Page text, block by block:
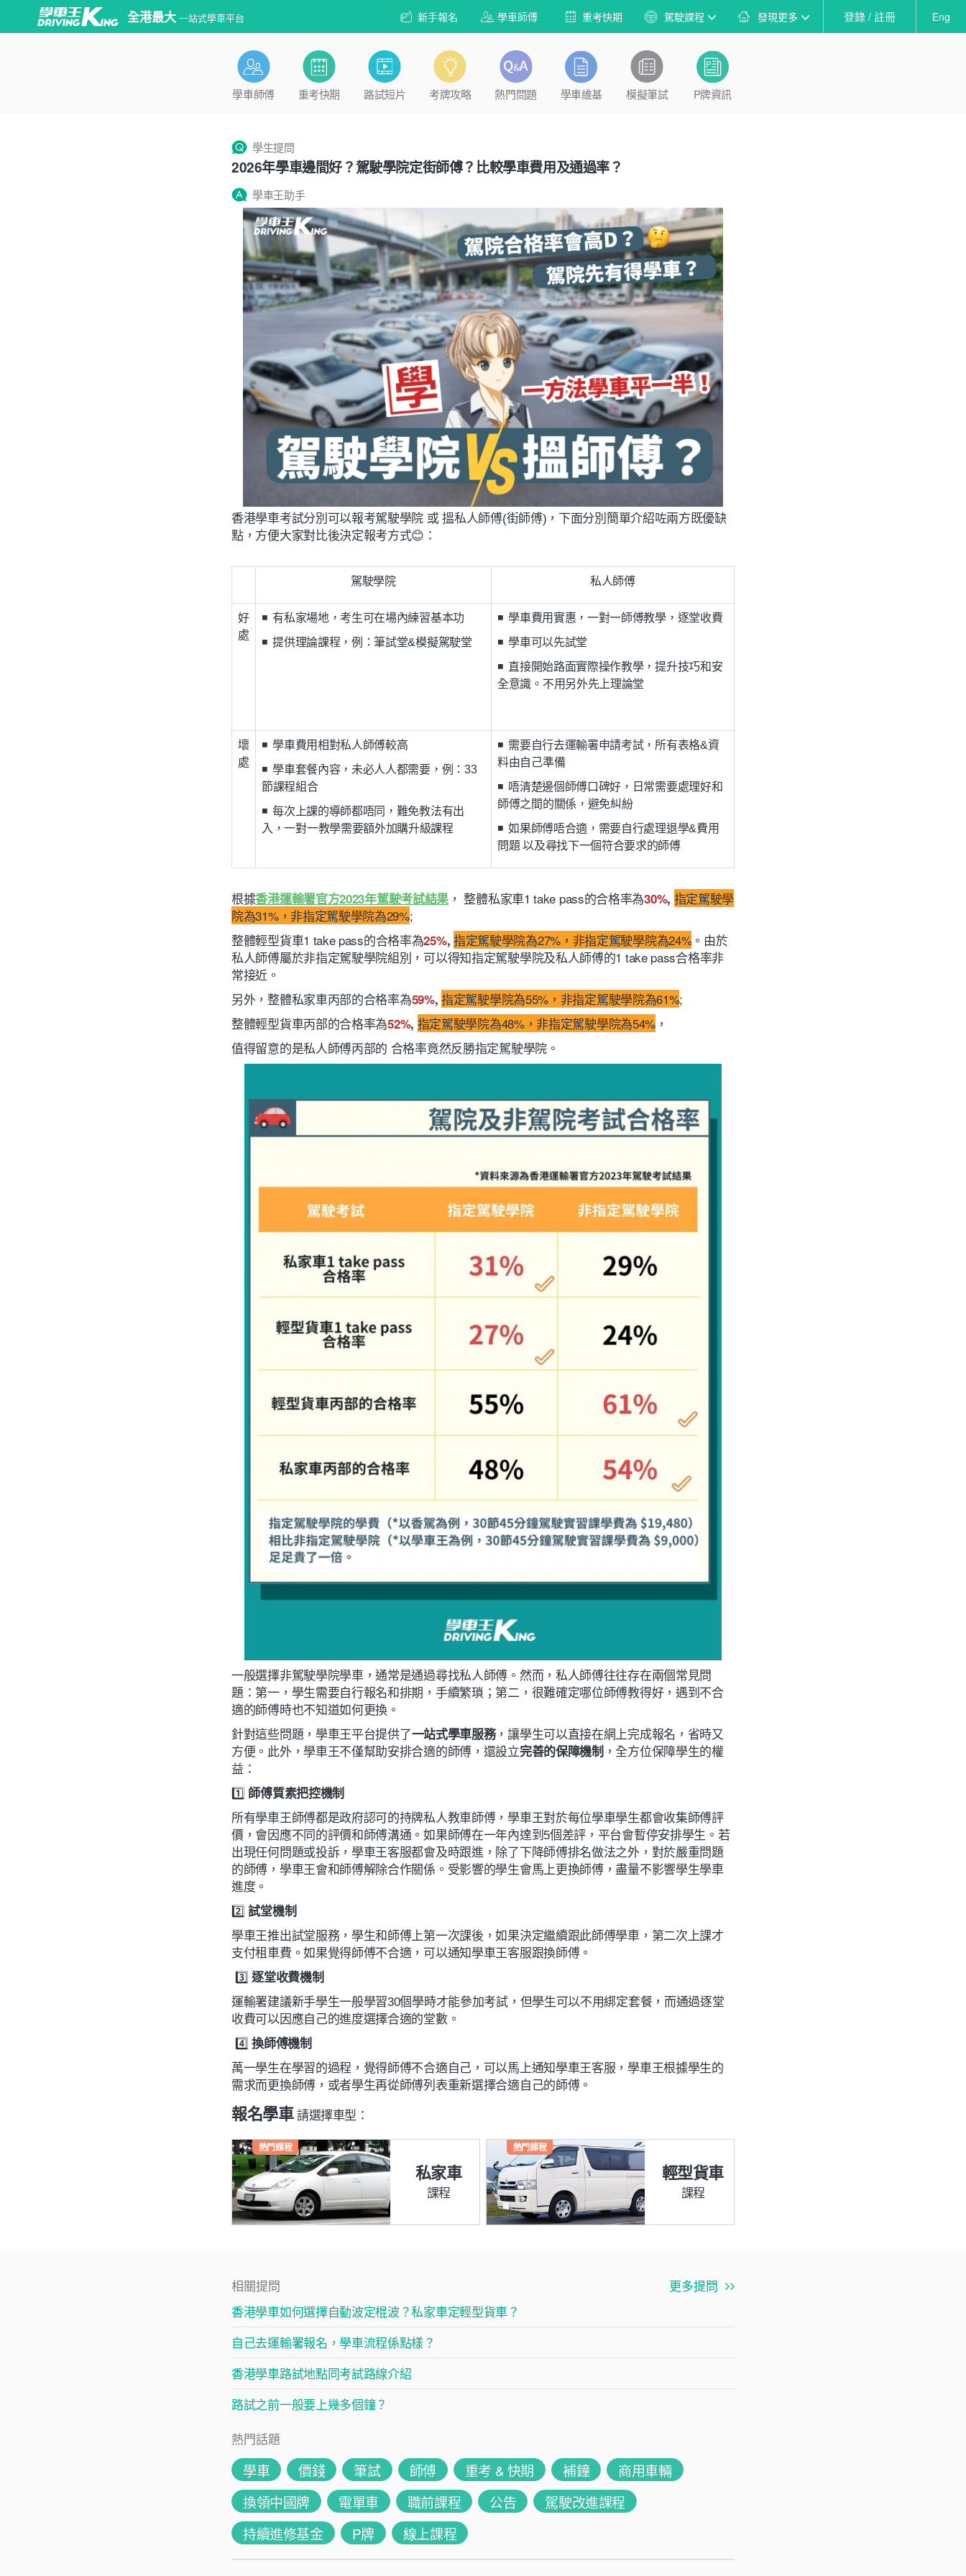
全港最大 一站式學車平台 Eng
登錄 / 註冊
發現更多
駕駛課程
重考快期
學車師傅
新手報名
學車師傅 重考快期 路試短片 考牌攻略 熱門問題 學車維基 模擬筆試 P牌資訊
學生提問
2026年學車邊間好？駕駛學院定街師傅？比較學車費用及通過率？
學車王助手
香港學車考試分別可以報考駕駛學院 或 搵私人師傅(街師傅)，下面分別簡單介紹咗兩方既優缺
點，方便大家對比後決定報考方式😊：
駕駛學院 私人師傅
好
處
◾ 有私家場地，考生可在場內練習基本功
◾ 提供理論課程，例：筆試堂&模擬駕駛堂
◾ 學車費用實惠，一對一師傅教學，逐堂收費
◾ 學車可以先試堂
◾ 直接開始路面實際操作教學，提升技巧和安
全意識。不用另外先上理論堂
壞
處
◾ 學車費用相對私人師傅較高
◾ 學車套餐內容，未必人人都需要，例：33
節課程組合
◾ 每次上課的導師都唔同，難免教法有出
入，一對一教學需要額外加購升級課程
◾ 需要自行去運輸署申請考試，所有表格&資
料由自己準備
◾ 唔清楚邊個師傅口碑好，日常需要處理好和
師傅之間的關係，避免糾紛
◾ 如果師傅唔合適，需要自行處理退學&費用
問題 以及尋找下一個符合要求的師傅
根據香港運輸署官方2023年駕駛考試結果 ， 整體私家車1 take pass的合格率為30%, 指定駕駛學
院為31%，非指定駕駛學院為29%;
整體輕型貨車1 take pass的合格率為25%, 指定駕駛學院為27%，非指定駕駛學院為24% 。 由於
私人師傅屬於非指定駕駛學院組別，可以得知指定駕駛學院及私人師傅的1 take pass合格率非
常接近。
另外，整體私家車丙部的合格率為59%,指定駕駛學院為55%，非指定駕駛學院為61%;
整體輕型貨車丙部的合格率為52%, 指定駕駛學院為48%，非指定駕駛學院為54% ，
值得留意的是私人師傅丙部的 合格率竟然反勝指定駕駛學院。
一般選擇非駕駛學院學車，通常是通過尋找私人師傅。然而，私人師傅往往存在兩個常見問
題：第一，學生需要自行報名和排期，手續繁瑣；第二，很難確定哪位師傅教得好，遇到不合
適的師傅時也不知道如何更換。
針對這些問題，學車王平台提供了一站式學車服務，讓學生可以直接在網上完成報名，省時又
方便。此外，學車王不僅幫助安排合適的師傅，還設立完善的保障機制 ，全方位保障學生的權
益：
1️⃣ 師傅質素把控機制
所有學車王師傅都是政府認可的持牌私人教車師傅，學車王對於每位學車學生都會收集師傅評
價，會因應不同的評價和師傅溝通。如果師傅在一年內達到5個差評，平台會暫停安排學生。若
出現任何問題或投訴，學車王客服都會及時跟進，除了下降師傅排名做法之外，對於嚴重問題
的師傅，學車王會和師傅解除合作關係。受影響的學生會馬上更換師傅，盡量不影響學生學車
進度。
2️⃣ 試堂機制
學車王推出試堂服務，學生和師傅上第一次課後，如果決定繼續跟此師傅學車，第二次上課才
支付租車費。如果覺得師傅不合適，可以通知學車王客服跟換師傅。
3️⃣逐堂收費機制
運輸署建議新手學生一般學習30個學時才能參加考試，但學生可以不用綁定套餐，而通過逐堂
收費可以因應自己的進度選擇合適的堂數。
4️⃣ 換師傅機制
萬一學生在學習的過程，覺得師傅不合適自己，可以馬上通知學車王客服，學車王根據學生的
需求而更換師傅，或者學生再從師傅列表重新選擇合適自己的師傅。
報名學車請選擇車型：
熱門課程
私家車
課程
熱門課程
輕型貨車
課程
相關提問
更多提問
香港學車如何選擇自動波定棍波？私家車定輕型貨車？
自己去運輸署報名，學車流程係點樣？
香港學車路試地點同考試路線介紹
路試之前一般要上幾多個鐘？
熱門話題
學車 價錢 筆試 師傅 重考 & 快期 補鐘
商用車輛
換領中國牌
電單車 職前課程 公告
駕駛改進課程
持續進修基金
P牌 線上課程